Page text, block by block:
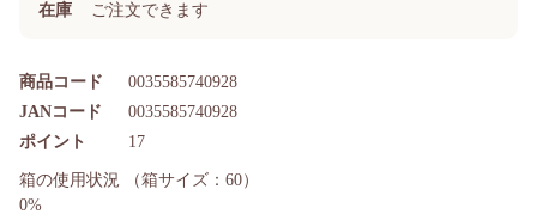
在庫 ご注文できます
商品コード 0035585740928
ポイント 17
JANコード 0035585740928
箱の使用状況
（箱サイズ：60）
0%